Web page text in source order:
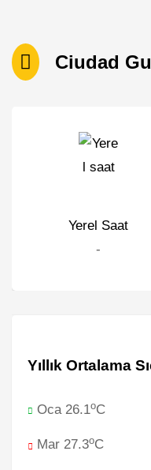
Ciudad
Yerel Saat
-
Yıllık Ortalama
Oca 26.1oC
Mar 27.3oC